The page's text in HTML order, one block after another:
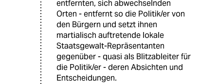
entfernten, sich abwechselnden
Orten - entfernt so die Politik/er von
den Bürgern und setzt ihnen
martialisch auftretende lokale
Staatsgewalt-Repräsentanten
gegenüber - quasi als Blitzableiter für
die Politik/er - deren Absichten und
Entscheidungen.